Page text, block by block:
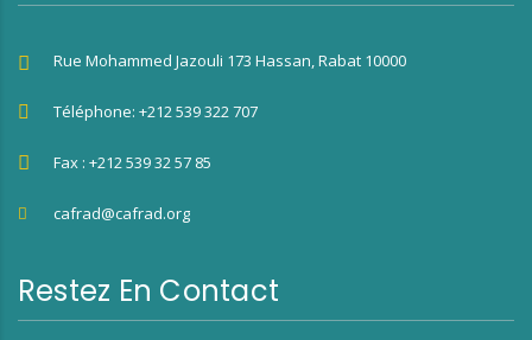
Rue Mohammed Jazouli 173 Hassan, Rabat 10000
Téléphone: +212 539 322 707
Fax : +212 539 32 57 85
cafrad@cafrad.org
Restez En Contact